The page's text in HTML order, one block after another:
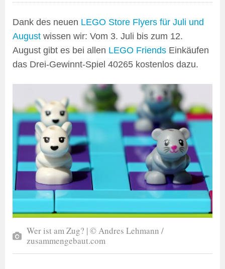
Dank des neuen LEGO Store Flyers für Juli und
August wissen wir: Vom 3. Juli bis zum 12.
August gibt es bei allen LEGO Friends Einkäufen
das Drei-Gewinnt-Spiel 40265 kostenlos dazu.
Wer ist am Zug? | © Andres Lehmann /
zusammengebaut.com